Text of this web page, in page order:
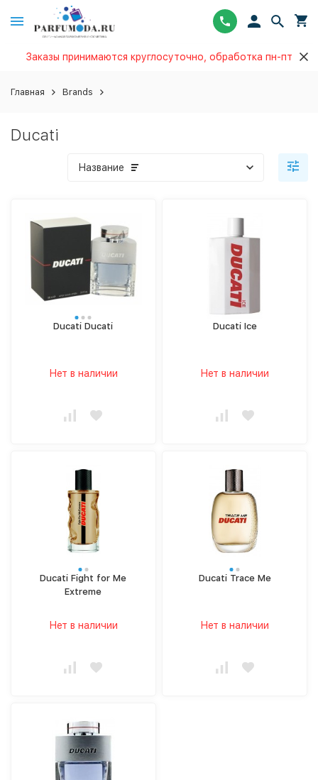
Заказы принимаются круглосуточно, обработка пн-пт
Главная Brands
Ducati
Название
Ducati Ducati
Нет в наличии
Ducati Ice
Нет в наличии
Ducati Fight for Me
Extreme
Нет в наличии
Ducati Trace Me
Нет в наличии